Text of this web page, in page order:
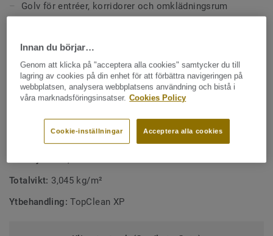
Golv för entréer, korridorer och omklädningsrum
Lågt rullmotstånd
Kostnadseffektivt underhåll
TEKNIK- OCH MILJÖSPECIFIKATIONER
Produkttyp:Heterogen golvbeläggning (polyvinylklorid)
0,80 mm
Totalvikt: 3,045 kg/m²
Ytbehandling:TopClean XP
Innan du börjar…
Genom att klicka på "acceptera alla cookies" samtycker du till
lagring av cookies på din enhet för att förbättra navigeringen på
webbplatsen, analysera webbplatsens användning och bistå i
våra marknadsföringsinsatser. Cookies Policy
Acceptera alla cookies
Cookie-inställningar